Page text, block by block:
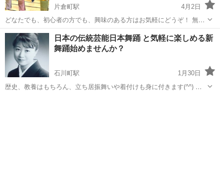
片倉町駅
4月2日
どなたでも、初心者の方でも、興味のある方はお気軽にどうぞ！ 無料
体験教室、着物一式レンタル有ります。 入門随時、見学自由です。 ご
希望の方、お問い合わせください。 ☆個人レッスン 場所:自宅(横浜市
営地下鉄ブルー...
神奈川 横浜市 片倉町駅 日本舞踊 花柳流
日本の伝統芸能日本舞踊 と気軽に楽しめる新
舞踊始めませんか？
石川町駅
1月30日
歴史、教養はもちろん、立ち居振舞いや着付けも身に付きます(^^) 老